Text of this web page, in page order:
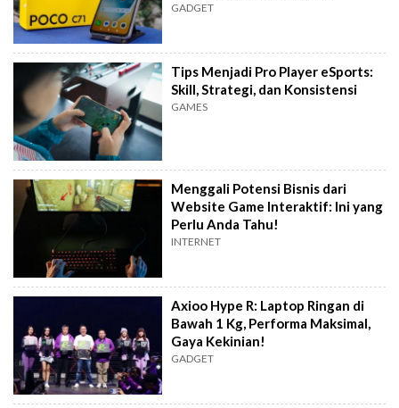
GADGET
Tips Menjadi Pro Player eSports:
Skill, Strategi, dan Konsistensi
GAMES
Menggali Potensi Bisnis dari
Website Game Interaktif: Ini yang
Perlu Anda Tahu!
INTERNET
Axioo Hype R: Laptop Ringan di
Bawah 1 Kg, Performa Maksimal,
Gaya Kekinian!
GADGET